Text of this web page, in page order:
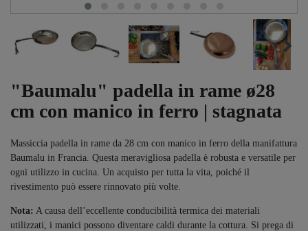
"Baumalu" padella in rame ø28
cm con manico in ferro | stagnata
Massiccia padella in rame da 28 cm con manico in ferro della manifattura
Baumalu in Francia. Questa meravigliosa padella è robusta e versatile per
ogni utilizzo in cucina. Un acquisto per tutta la vita, poiché il
rivestimento può essere rinnovato più volte.
Nota: A causa dell’eccellente conducibilità termica dei materiali
utilizzati, i manici possono diventare caldi durante la cottura. Si prega di